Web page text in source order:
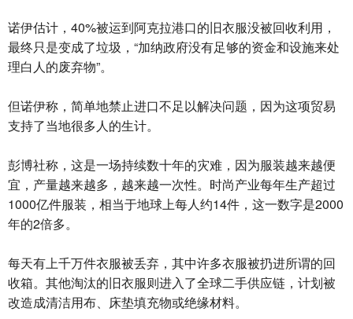
诺伊估计，40%被运到阿克拉港口的旧衣服没被回收利用，
最终只是变成了垃圾，“加纳政府没有足够的资金和设施来处
理白人的废弃物”。
但诺伊称，简单地禁止进口不足以解决问题，因为这项贸易
支持了当地很多人的生计。
彭博社称，这是一场持续数十年的灾难，因为服装越来越便
宜，产量越来越多，越来越一次性。时尚产业每年生产超过
1000亿件服装，相当于地球上每人约14件，这一数字是2000
年的2倍多。
每天有上千万件衣服被丢弃，其中许多衣服被扔进所谓的回
收箱。其他淘汰的旧衣服则进入了全球二手供应链，计划被
改造成清洁用布、床垫填充物或绝缘材料。